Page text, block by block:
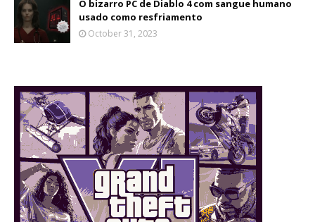
O bizarro PC de Diablo 4 com sangue humano
usado como resfriamento
October 31, 2023